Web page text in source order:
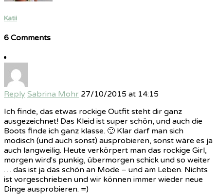
Katii
6 Comments
Reply Sabrina Mohr 27/10/2015 at 14:15
Ich finde, das etwas rockige Outfit steht dir ganz
ausgezeichnet! Das Kleid ist super schön, und auch die
Boots finde ich ganz klasse. 🙂 Klar darf man sich
modisch (und auch sonst) ausprobieren, sonst wäre es ja
auch langweilig. Heute verkörpert man das rockige Girl,
morgen wird's punkig, übermorgen schick und so weiter
… das ist ja das schön an Mode – und am Leben. Nichts
ist vorgeschrieben und wir können immer wieder neue
Dinge ausprobieren. =)